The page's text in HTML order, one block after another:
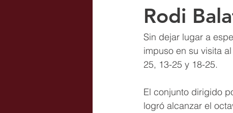
Rodi
Sin dejar lugar a
impuso en su visita
25, 13-25 y 18-25.
El conjunto dirigido
logró alcanzar el